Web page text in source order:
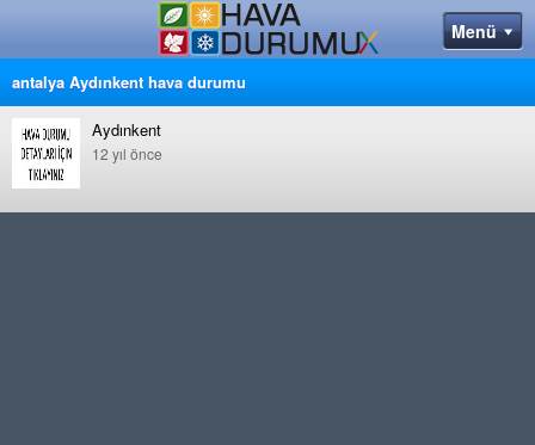
antalya Aydınkent hava durumu
Aydınkent
12 yıl önce